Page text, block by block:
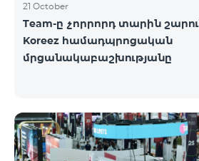
21 October
Team-ը չորրորդ տարին
Koreez համադպրոցական
մրցանակաբաշխությանը